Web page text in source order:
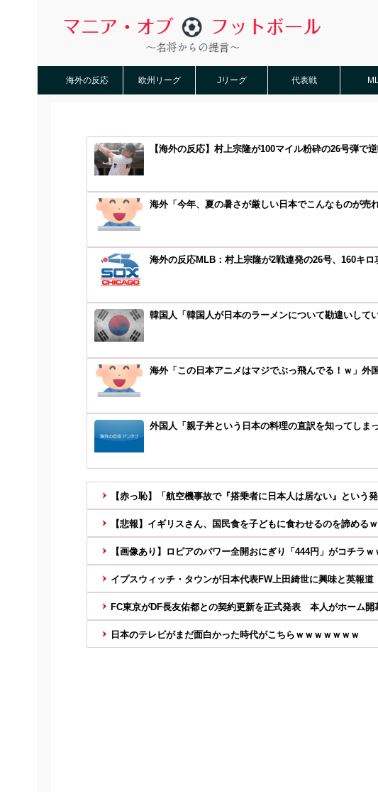
海外の反応 欧州リーグ Jリーグ 代表戦
【海外の反応】村上宗隆が100マイル粉砕の26号弾で
海外「今年、夏の暑さが厳しい日本でこんなものが売
海外の反応MLB：村上宗隆が2戦連発の26号、160キ
韓国人「韓国人が日本のラーメンについて勘違いし
海外「この日本アニメはマジでぶっ飛んでる！ｗ」外
外国人「親子丼という日本の料理の直訳を知ってしま
【赤っ恥】「航空機事故で『搭乗者に日本人は居ない』という
【悲報】イギリスさん、国民食を子どもに食わせるのを諦める
【画像あり】ロピアのパワー全開おにぎり「444円」がコチラｗ
イプスウィッチ・タウンが日本代表FW上田綺世に興味と英報道
FC東京がDF長友佑都との契約更新を正式発表 本人がホーム開
日本のテレビがまだ面白かった時代がこちらｗｗｗｗｗｗｗ